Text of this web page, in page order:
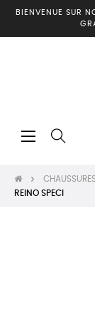
BIENVENUE SUR
Basculer
☰
REINO SPECI